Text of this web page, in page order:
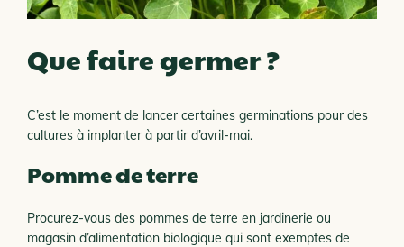
Que faire germer ?
C’est le moment de lancer certaines germinations pour des
cultures à implanter à partir d’avril-mai.
Pomme de terre
Procurez-vous des pommes de terre en jardinerie ou
magasin d’alimentation biologique qui sont exemptes de